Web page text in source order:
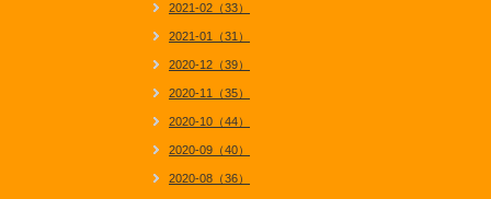
2021-02（33）
2021-01（31）
2020-12（39）
2020-11（35）
2020-10（44）
2020-09（40）
2020-08（36）